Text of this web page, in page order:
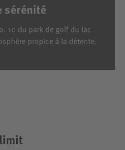
sérénité
10 du park de golf du lac
propice à la détente.